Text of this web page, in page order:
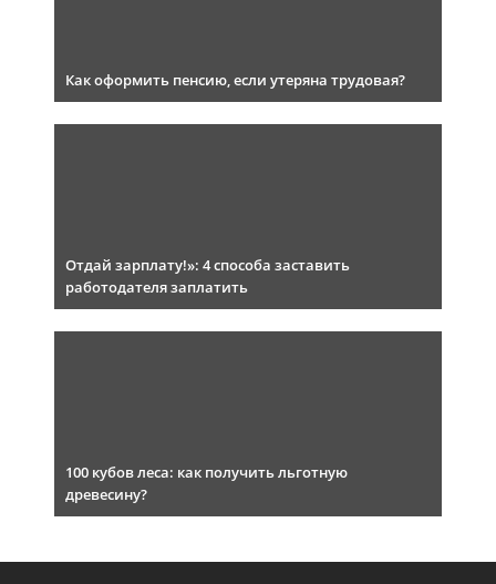
Как оформить пенсию, если утеряна трудовая?
Отдай зарплату!»: 4 способа заставить
работодателя заплатить
100 кубов леса: как получить льготную
древесину?